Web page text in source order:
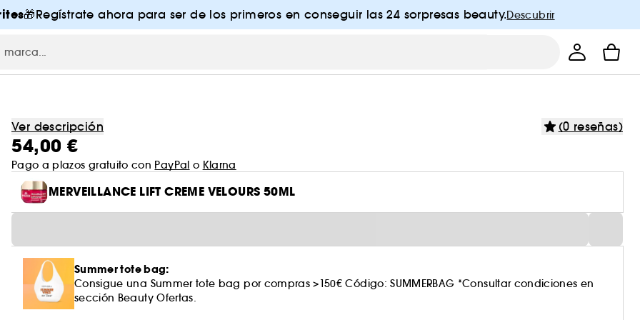
🎁Regístrate ahora para ser de los primeros en conseguir las 24 sorpresas beauty.Descubrir
Ver descripción (0 reseñas)
54,00 €
Pago a plazos gratuito con PayPal o Klarna
MERVEILLANCE LIFT CREME VELOURS 50ML
Summer tote bag:
Consigue una Summer tote bag por compras >150€ Código: SUMMERBAG *Consultar condiciones en
sección Beauty Ofertas.